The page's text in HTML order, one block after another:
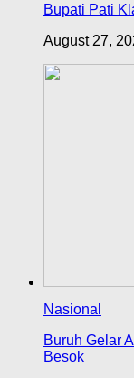
Bupati Pati
August 27,
Nasional
Buruh Gelar
Besok